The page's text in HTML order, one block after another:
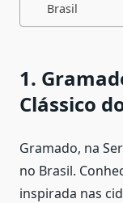
Brasil
1.
Clássico
Gramado, na
no Brasil.
inspirada nas